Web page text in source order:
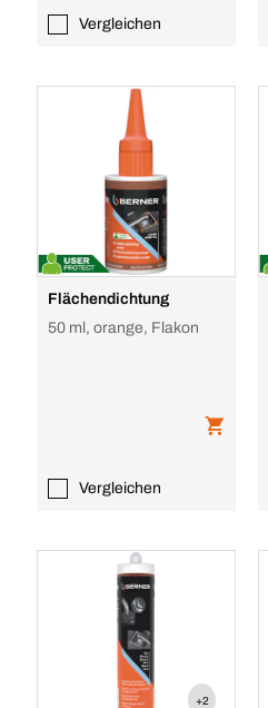
Vergleichen
Flächendichtung
50 ml, orange, Flakon
Vergleichen
+2